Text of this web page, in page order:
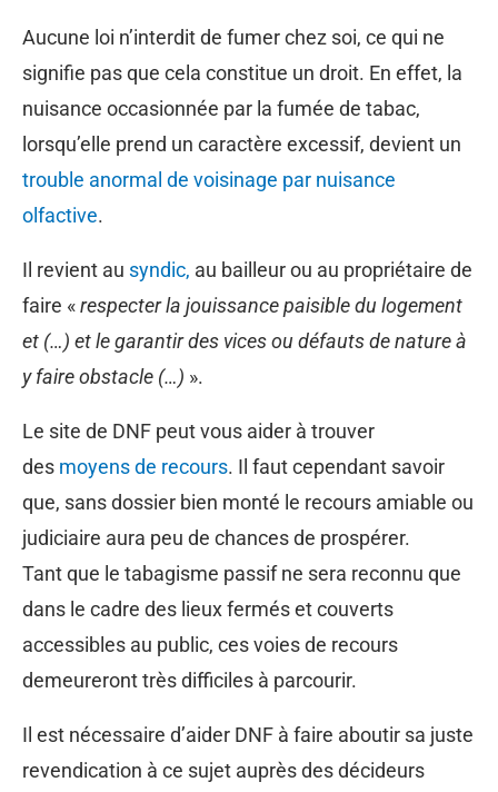
Aucune loi n’interdit de fumer chez soi, ce qui ne
signifie pas que cela constitue un droit. En effet, la
nuisance occasionnée par la fumée de tabac,
lorsqu’elle prend un caractère excessif, devient un
trouble anormal de voisinage par nuisance
olfactive.
Il revient au syndic, au bailleur ou au propriétaire de
faire «respecter la jouissance paisible du logement
et (…) et le garantir des vices ou défauts de nature à
y faire obstacle (…) ».
Le site de DNF peut vous aider à trouver
des moyens de recours. Il faut cependant savoir
que, sans dossier bien monté le recours amiable ou
judiciaire aura peu de chances de prospérer.
Tant que le tabagisme passif ne sera reconnu que
dans le cadre des lieux fermés et couverts
accessibles au public, ces voies de recours
demeureront très difficiles à parcourir.
Il est nécessaire d’aider DNF à faire aboutir sa juste
revendication à ce sujet auprès des décideurs